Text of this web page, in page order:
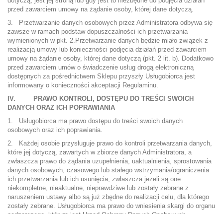
przed zawarciem umowy na żądanie osoby, której dane dotyczą.
3. Przetwarzanie danych osobowych przez Administratora odbywa się
zawsze w ramach podstaw dopuszczalności ich przetwarzania
wymienionych w pkt. 2.Przetwarzanie danych będzie miało związek z
realizacją umowy lub konieczności podjęcia działań przed zawarciem
umowy na żądanie osoby, której dane dotyczą (pkt. 2 lit. b). Dodatkowo
przed zawarciem umów o świadczenie usług drogą elektroniczną
dostępnych za pośrednictwem Sklepu przyszły Usługobiorca jest
informowany o konieczności akceptacji Regulaminu.
IV. PRAWO KONTROLI, DOSTĘPU DO TREŚCI SWOICH
DANYCH ORAZ ICH POPRAWIANIA
1. Usługobiorca ma prawo dostępu do treści swoich danych
osobowych oraz ich poprawiania.
2. Każdej osobie przysługuje prawo do kontroli przetwarzania danych,
które jej dotyczą, zawartych w zbiorze danych Administratora, a
zwłaszcza prawo do żądania uzupełnienia, uaktualnienia, sprostowania
danych osobowych, czasowego lub stałego wstrzymania/ograniczenia
ich przetwarzania lub ich usunięcia, zwłaszcza jeżeli są one
niekompletne, nieaktualne, nieprawdziwe lub zostały zebrane z
naruszeniem ustawy albo są już zbędne do realizacji celu, dla którego
zostały zebrane. Usługobiorca ma prawo do wniesienia skargi do organu